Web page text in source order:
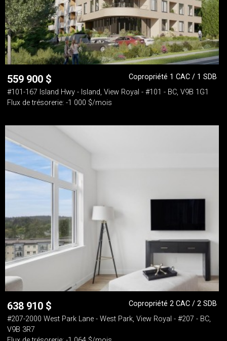
559 900 $
Copropriété 1 CAC / 1 SDB
#101-167 Island Hwy - Island, View Royal - #101 - BC, V9B 1G1
Flux de trésorerie: -1 000 $/mois
638 910 $
Copropriété 2 CAC / 2 SDB
#207-2000 West Park Lane - West Park, View Royal - #207 - BC,
V9B 3R7